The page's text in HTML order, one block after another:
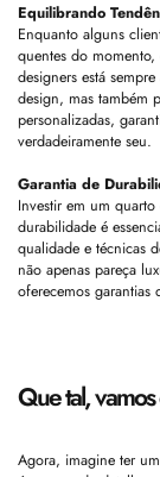
Equilibrando
Enquanto alguns
quentes do
designers está
design, mas também
personalizadas,
verdadeiramente seu.
Garantia de
Investir em um
durabilidade é
qualidade e técnicas
não apenas pareça
oferecemos garantias
Que tal,
Agora, imagine ter